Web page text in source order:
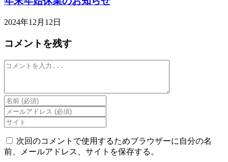
2024年12月12日
コメントを残す
コ
ト
Enter
your
name
or
username
to
comment
Enter
your
email
address
to
comment
Enter
your
website
URL
(optional)
次回のコメントで使用するためブラウザーに自分の名
前、メールアドレス、サイトを保存する。